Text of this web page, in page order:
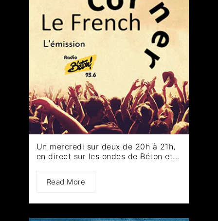
Un mercredi sur deux de 20h à 21h,
en direct sur les ondes de Béton et...
Read More